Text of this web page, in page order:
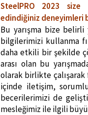
SteelPRO 2023 size
edindiğiniz deneyimleri
Bu yarışma bize
bilgilerimizi kullanma
daha etkili bir şekilde
arası olan bu
olarak birlikte çalışarak
içinde iletişim,
becerilerimizi de
mesleğimiz ile ilgili